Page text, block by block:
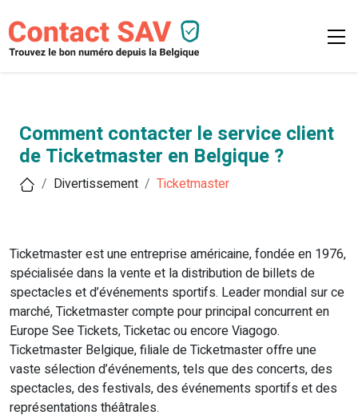
Comment contacter le service client
de Ticketmaster en Belgique ?
Divertissement Ticketmaster
Ticketmaster est une entreprise américaine, fondée en 1976,
spécialisée dans la vente et la distribution de billets de
spectacles et d’événements sportifs. Leader mondial sur ce
marché, Ticketmaster compte pour principal concurrent en
Europe See Tickets, Ticketac ou encore Viagogo.
Ticketmaster Belgique, filiale de Ticketmaster offre une
vaste sélection d’événements, tels que des concerts, des
spectacles, des festivals, des événements sportifs et des
représentations théâtrales.